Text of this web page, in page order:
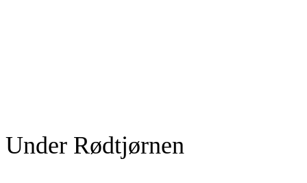
Under Rødtjørnen